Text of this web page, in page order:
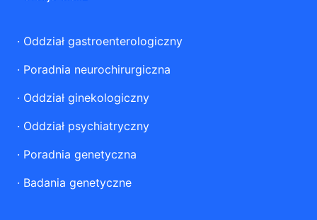
· Oddział gastroenterologiczny
· Poradnia neurochirurgiczna
· Oddział ginekologiczny
· Oddział psychiatryczny
· Poradnia genetyczna
· Badania genetyczne